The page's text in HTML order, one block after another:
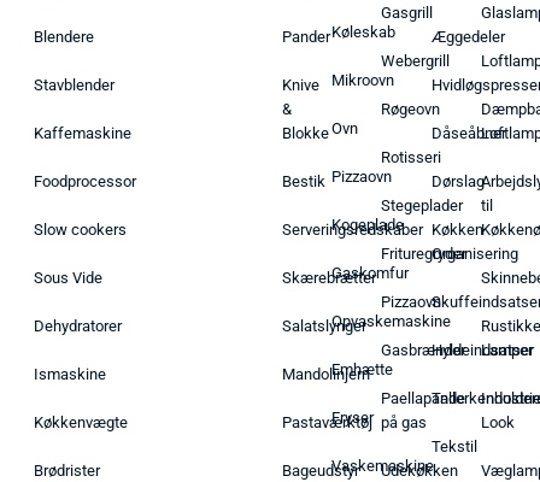
Blendere
Stavblender
Kaffemaskine
Foodprocessor
Slow cookers
Sous Vide
Dehydratorer
Ismaskine
Køkkenvægte
Brødrister
Pander
Knive
&
Blokke
Bestik
Serveringsredskaber
Skærebrætter
Salatslynger
Mandolinjern
Pastaværktøj
Bageudstyr
Køleskab
Mikroovn
Ovn
Pizzaovn
Kogeplade
Gaskomfur
Opvaskemaskine
Emhætte
Fryser
Vaskemaskine
Gasgrill
Webergrill
Røgeovn
Rotisseri
Stegeplader
Frituregryder
Pizzaovn
Gasbrænder
Paellapande
på gas
Udekøkken
Æggedeler
Dåseåbner
Dørslag
Køkken
Organisering
Hyldeindsatser
Tekstil
til
Rustikke
Lamper
Look